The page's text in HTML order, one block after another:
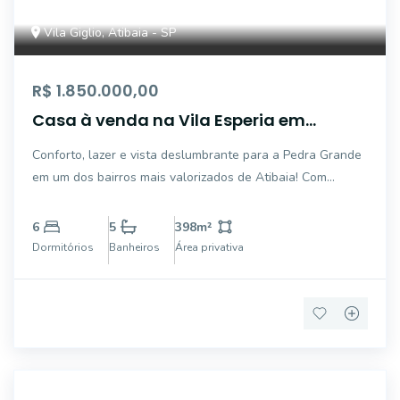
Vila Giglio, Atibaia - SP
R$ 1.850.000,00
Casa à venda na Vila Esperia em
Conforto, lazer e vista deslumbrante para a Pedra Grande
em um dos bairros mais valorizados de Atibaia! Com
residência oferece 3 dormitórios, sendo 1 suíte com closet
e banheira, salas integradas para até 4
6
Dormitórios
5
Banheiros
398m²
Área privativa